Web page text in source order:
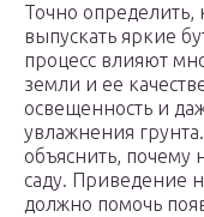
Точно определить,
выпускать яркие
процесс влияют
земли и ее
освещенность и
увлажнения
объяснить, почему
саду. Приведение
должно помочь